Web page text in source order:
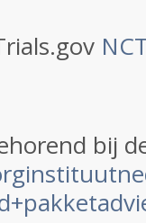
bij